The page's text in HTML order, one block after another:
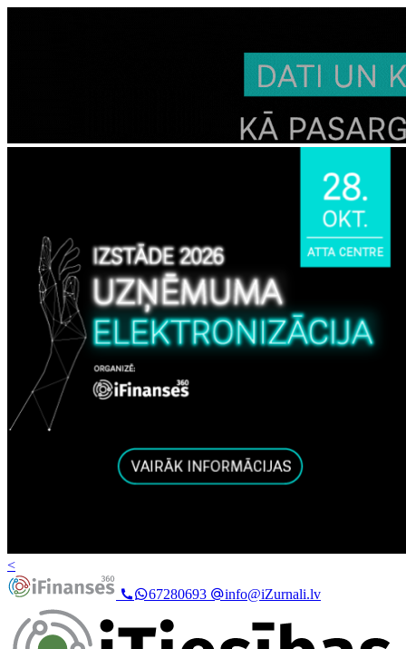
<
67280693
info@iZurnali.lv